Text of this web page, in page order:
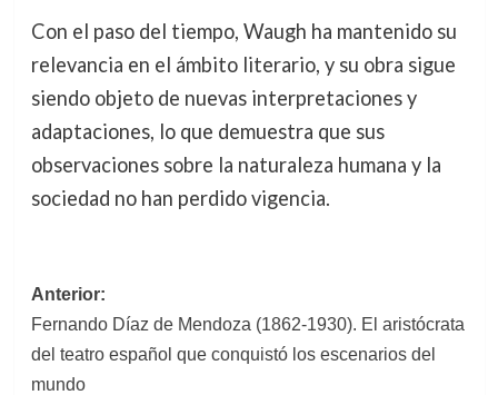
Con el paso del tiempo, Waugh ha mantenido su
relevancia en el ámbito literario, y su obra sigue
siendo objeto de nuevas interpretaciones y
adaptaciones, lo que demuestra que sus
observaciones sobre la naturaleza humana y la
sociedad no han perdido vigencia.
Navegación
de
entradas
Anterior:
Fernando Díaz de Mendoza (1862-1930). El aristócrata
del teatro español que conquistó los escenarios del
mundo